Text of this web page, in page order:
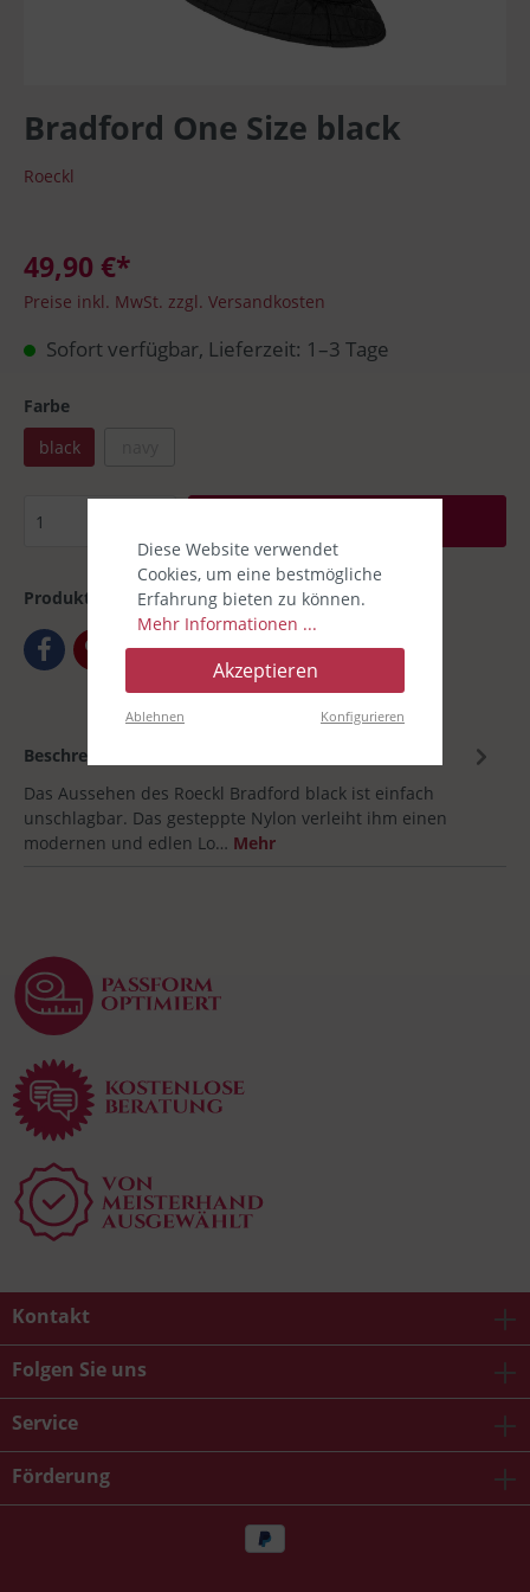
Bradford One Size black
Roeckl
49,90 €*
Preise inkl. MwSt. zzgl. Versandkosten
Sofort verfügbar, Lieferzeit: 1–3 Tage
Farbe
black
Produktnummer:00031885--001
Beschreibung
Das Aussehen des Roeckl Bradford black ist einfach
unschlagbar. Das gesteppte Nylon verleiht ihm einen
modernen und edlen Lo… Mehr
Kontakt
Folgen Sie uns
Service
Förderung
Diese Website verwendet
Cookies, um eine bestmögliche
Erfahrung bieten zu können.
Mehr Informationen ...
Akzeptieren
Ablehnen Konfigurieren